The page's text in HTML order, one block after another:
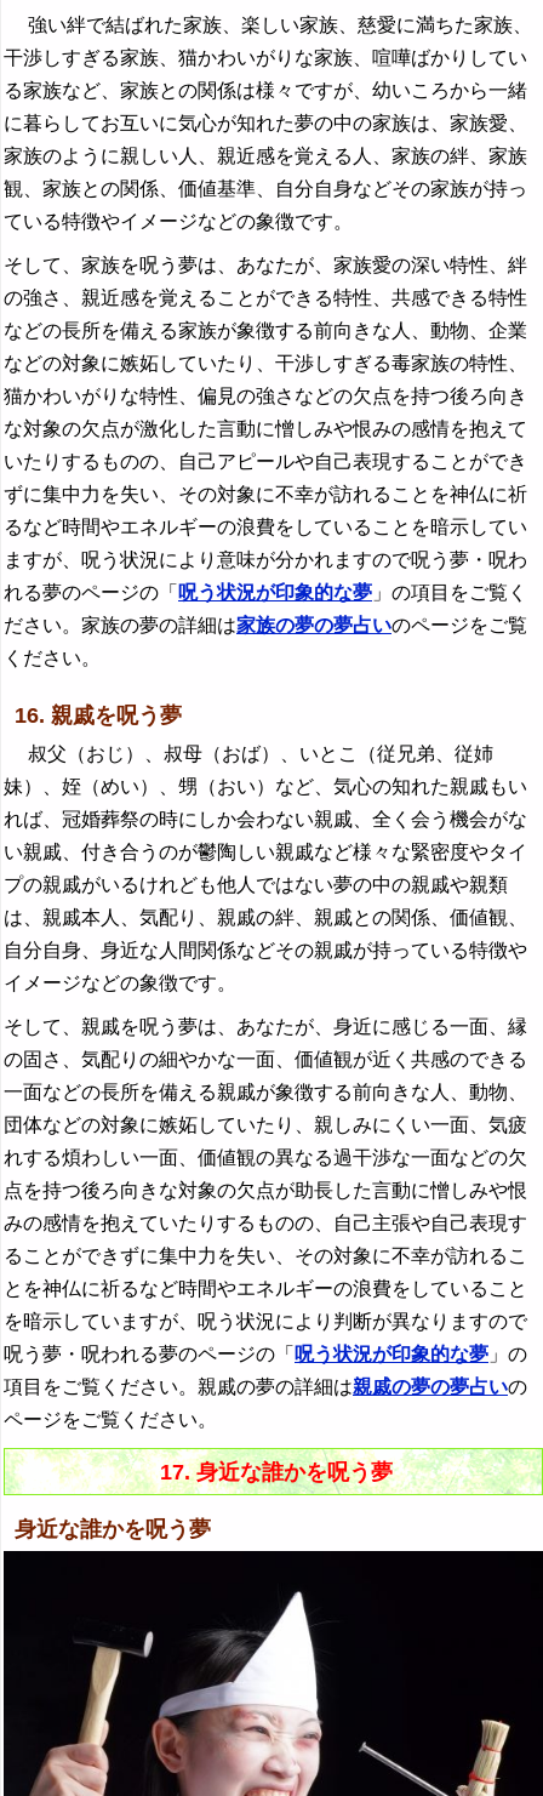
強い絆で結ばれた家族、楽しい家族、慈愛に満ちた家族、
干渉しすぎる家族、猫かわいがりな家族、喧嘩ばかりしてい
る家族など、家族との関係は様々ですが、幼いころから一緒
に暮らしてお互いに気心が知れた夢の中の家族は、家族愛、
家族のように親しい人、親近感を覚える人、家族の絆、家族
観、家族との関係、価値基準、自分自身などその家族が持っ
ている特徴やイメージなどの象徴です。
そして、家族を呪う夢は、あなたが、家族愛の深い特性、絆
の強さ、親近感を覚えることができる特性、共感できる特性
などの長所を備える家族が象徴する前向きな人、動物、企業
などの対象に嫉妬していたり、干渉しすぎる毒家族の特性、
猫かわいがりな特性、偏見の強さなどの欠点を持つ後ろ向き
な対象の欠点が激化した言動に憎しみや恨みの感情を抱えて
いたりするものの、自己アピールや自己表現することができ
ずに集中力を失い、その対象に不幸が訪れることを神仏に祈
るなど時間やエネルギーの浪費をしていることを暗示してい
ますが、呪う状況により意味が分かれますので呪う夢・呪わ
れる夢のページの「 呪う状況が印象的な夢 」の項目をご覧く
ださい。家族の夢の詳細は家族の夢の夢占いのページをご覧
ください。
16. 親戚を呪う夢
叔父（おじ）、叔母（おば）、いとこ（従兄弟、従姉
妹）、姪（めい）、甥（おい）など、気心の知れた親戚もい
れば、冠婚葬祭の時にしか会わない親戚、全く会う機会がな
い親戚、付き合うのが鬱陶しい親戚など様々な緊密度やタイ
プの親戚がいるけれども他人ではない夢の中の親戚や親類
は、親戚本人、気配り、親戚の絆、親戚との関係、価値観、
自分自身、身近な人間関係などその親戚が持っている特徴や
イメージなどの象徴です。
そして、親戚を呪う夢は、あなたが、身近に感じる一面、縁
の固さ、気配りの細やかな一面、価値観が近く共感のできる
一面などの長所を備える親戚が象徴する前向きな人、動物、
団体などの対象に嫉妬していたり、親しみにくい一面、気疲
れする煩わしい一面、価値観の異なる過干渉な一面などの欠
点を持つ後ろ向きな対象の欠点が助長した言動に憎しみや恨
みの感情を抱えていたりするものの、自己主張や自己表現す
ることができずに集中力を失い、その対象に不幸が訪れるこ
とを神仏に祈るなど時間やエネルギーの浪費をしていること
を暗示していますが、呪う状況により判断が異なりますので
呪う夢・呪われる夢のページの「 呪う状況が印象的な夢 」の
項目をご覧ください。親戚の夢の詳細は親戚の夢の夢占いの
ページをご覧ください。
17. 身近な誰かを呪う夢
身近な誰かを呪う夢